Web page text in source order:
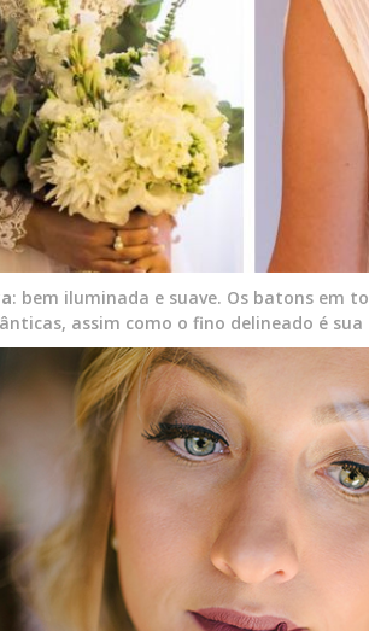
: bem iluminada e suave. Os batons em
assim como o fino delineado é